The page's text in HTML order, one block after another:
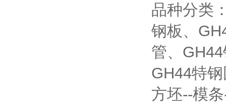
品种分类
钢板、
管、
GH44特
方坯--模